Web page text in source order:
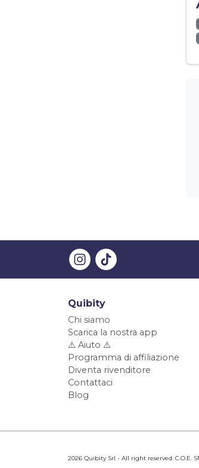
Quibity
Chi siamo
Scarica la nostra app
⚠️ Aiuto ⚠️
Programma di affiliazione
Diventa rivenditore
Contattaci
Blog
2026 Quibity Srl - All right reserved. C.O.E.